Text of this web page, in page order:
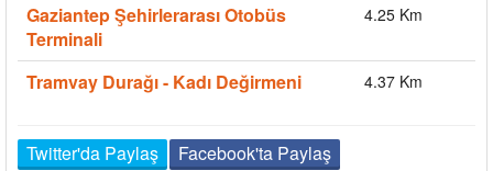
Gaziantep Şehirlerarası Otobüs
Terminali
4.25 Km
Tramvay Durağı - Kadı Değirmeni 4.37 Km
Twitter'da Paylaş
Facebook'ta Paylaş